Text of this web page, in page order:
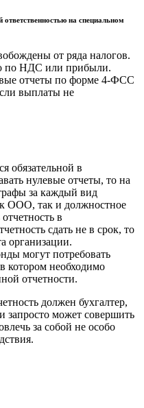
на специальном
от ряда налогов.
по НДС или прибыли.
отчеты по форме 4-ФСС
выплаты не
обязательной в
нулевые отчеты, то на
за каждый вид
ООО, так и должностное
в
сдать не в срок, то
организации.
могут потребовать
котором необходимо
отчетности.
должен бухгалтер,
запросто может совершить
за собой не особо